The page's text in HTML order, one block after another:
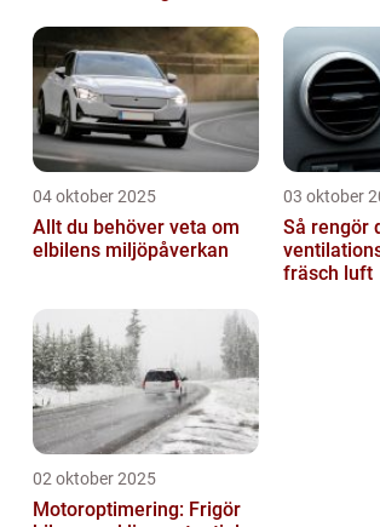
04 oktober 2025
Allt du behöver veta om
elbilens miljöpåverkan
03 oktober
Så rengör
fräsch luft
02 oktober 2025
Motoroptimering: Frigör